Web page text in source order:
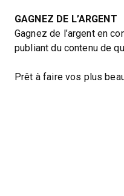
GAGNEZ DE L’ARGENT
Gagnez de l’argent en
publiant du contenu de
Prêt à faire vos plus